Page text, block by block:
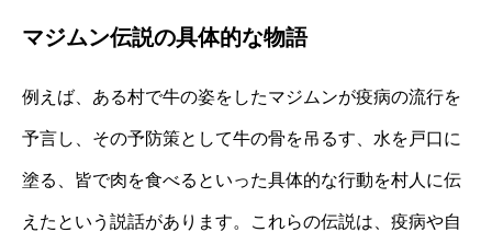
マジムン伝説の具体的な物語
例えば、ある村で牛の姿をしたマジムンが疫病の流行を
予言し、その予防策として牛の骨を吊るす、水を戸口に
塗る、皆で肉を食べるといった具体的な行動を村人に伝
えたという説話があります。これらの伝説は、疫病や自